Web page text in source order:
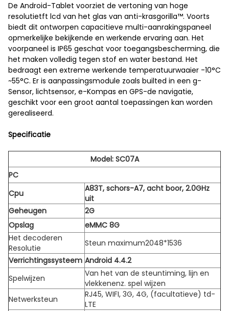
De Android-Tablet voorziet de vertoning van hoge
resolutietft lcd van het glas van anti-krasgorilla™. Voorts
biedt dit ontworpen capacitieve multi-aanrakingspaneel
opmerkelijke bekijkende en werkende ervaring aan. Het
voorpaneel is IP65 geschat voor toegangsbescherming, die
het maken volledig tegen stof en water bestand. Het
bedraagt een extreme werkende temperatuurwaaier -10°C
~55°C. Er is aanpassingsmodule zoals builted in een g-
Sensor, lichtsensor, e-Kompas en GPS-de navigatie,
geschikt voor een groot aantal toepassingen kan worden
gerealiseerd.
Specificatie
Model: SC07A
PC
Cpu
A83T, schors-A7, acht boor, 2.0GHz
uit
Geheugen
2G
Opslag
eMMC 8G
Het decoderen
Resolutie
Steun maximum2048*1536
Verrichtingssysteem Android 4.4.2
Spelwijzen
Van het van de steuntiming, lijn en
vlekkenenz. spel wijzen
Netwerksteun
RJ45, WIFI, 3G, 4G, (facultatieve) td-
LTE